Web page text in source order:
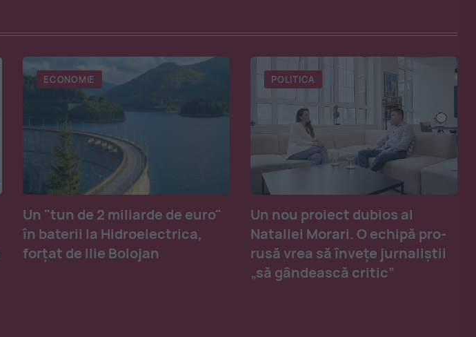
ECONOMIE
Un "tun de 2 miliarde de euro"
în baterii la Hidroelectrica,
forțat de Ilie Bolojan
POLITICA
Un nou proiect dubios al
Nataliei Morari. O echipă pro-
rusă vrea să înveţe jurnaliştii
„să gândească critic”